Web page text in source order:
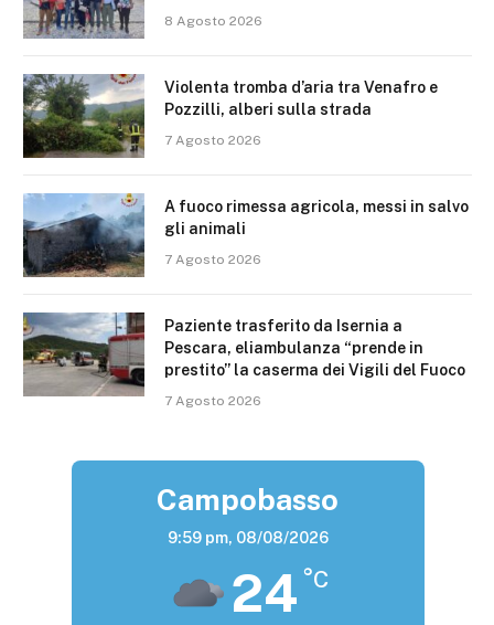
8 Agosto 2026
Violenta tromba d’aria tra Venafro e
Pozzilli, alberi sulla strada
7 Agosto 2026
A fuoco rimessa agricola, messi in salvo
gli animali
7 Agosto 2026
Paziente trasferito da Isernia a
Pescara, eliambulanza “prende in
prestito” la caserma dei Vigili del Fuoco
7 Agosto 2026
Campobasso
9:59 pm, 08/08/2026
24 °C